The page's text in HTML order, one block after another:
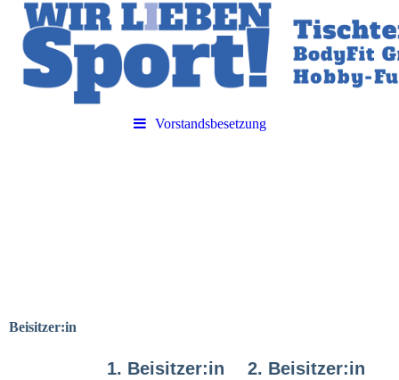
Vorstandsbesetzung
Beisitzer:in
1. Beisitzer:in
2. Beisitzer:in